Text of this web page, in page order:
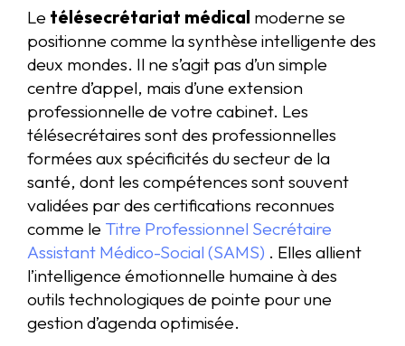
Le télésecrétariat médical moderne se
positionne comme la synthèse intelligente des
deux mondes. Il ne s’agit pas d’un simple
centre d’appel, mais d’une extension
professionnelle de votre cabinet. Les
télésecrétaires sont des professionnelles
formées aux spécificités du secteur de la
santé, dont les compétences sont souvent
validées par des certifications reconnues
comme le Titre Professionnel Secrétaire
Assistant Médico-Social (SAMS) . Elles allient
l’intelligence émotionnelle humaine à des
outils technologiques de pointe pour une
gestion d’agenda optimisée.